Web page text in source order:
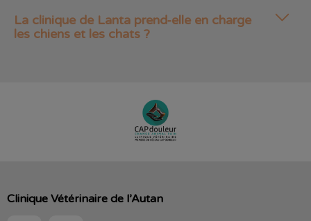
La clinique de Lanta prend-elle en charge
les chiens et les chats ?
Clinique Vétérinaire de l’Autan